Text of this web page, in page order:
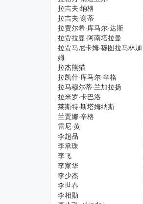
拉吉夫·纳格
拉吉夫·谢蒂
拉贾尔希·库马尔·达斯
拉贾拉曼·阿南塔拉曼
拉贾马尼卡姆·穆图拉马林加
姆
拉杰熊猫
拉凯什·库马尔·辛格
拉马穆尔蒂·兰加拉扬
拉米罗·卡巴洛
莱斯特·斯塔姆纳斯
兰贾娜·辛格
雷尼·黄
李超品
李承珠
李飞
李家华
李少杰
李世春
李相勋